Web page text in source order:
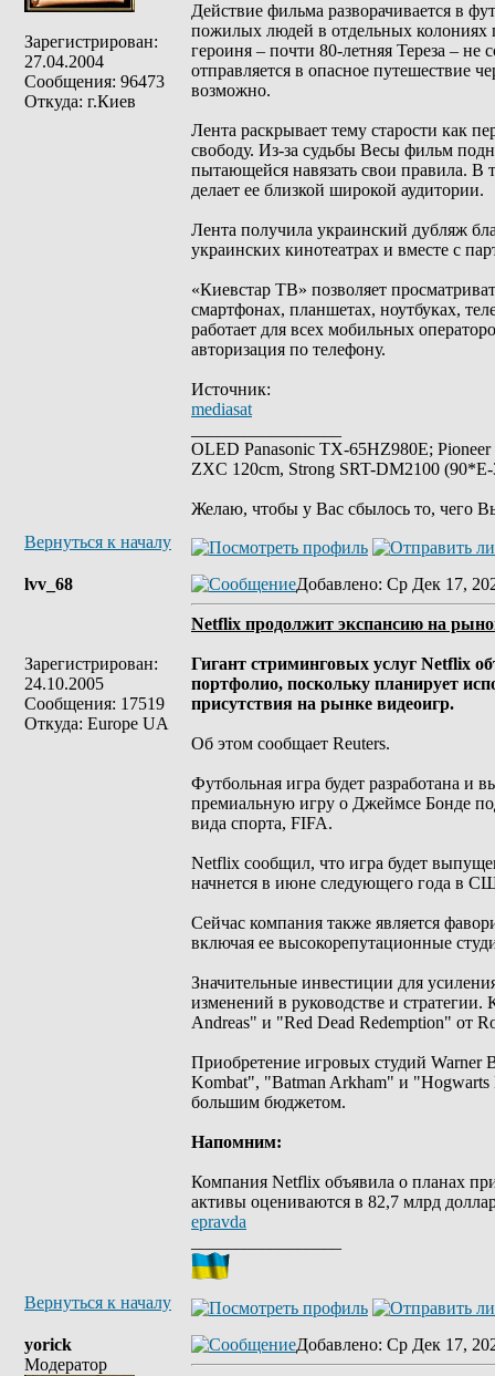
Зарегистрирован:
27.04.2004
Сообщения: 96473
Откуда: г.Киев
Действие фильма разворачивается в
пожилых людей в отдельных колониях
героиня – почти 80-летняя Тереза ​​–
отправляется в опасное путешествие
возможно.
Лента раскрывает тему старости как
свободу. Из-за судьбы Весы фильм
пытающейся навязать свои правила. В
делает ее близкой широкой аудитории.
Лента получила украинский дубляж
украинских кинотеатрах и вместе с
«Киевстар ТВ» позволяет
смартфонах, планшетах, ноутбуках,
работает для всех мобильных
авторизация по телефону.
Источник:
mediasat
OLED Panasonic TX-65HZ980E;
ZXC 120cm, Strong SRT-DM2100
Желаю, чтобы у Вас сбылось то, чего
Вернуться к началу
lvv_68
Зарегистрирован:
24.10.2005
Сообщения: 17519
Откуда: Europe UA
Добавлено: Ср Дек 17,
Netflix продолжит экспансию на
Гигант стриминговых услуг Netflix
портфолио, поскольку планирует
присутствия на рынке видеоигр.
Об этом сообщает Reuters.
Футбольная игра будет разработана и
премиальную игру о Джеймсе Бонде
вида спорта, FIFA.
Netflix сообщил, что игра будет
начнется в июне следующего года в
Сейчас компания также является
включая ее высокорепутационные
Значительные инвестиции для
изменений в руководстве и
Andreas" и "Red Dead Redemption" от
Приобретение игровых студий Warner
Kombat", "Batman Arkham" и
большим бюджетом.
Напомним:
Компания Netflix объявила о планах
активы оцениваются в 82,7 млрд
epravda
Вернуться к началу
yorick
Модератор
Добавлено: Ср Дек 17,